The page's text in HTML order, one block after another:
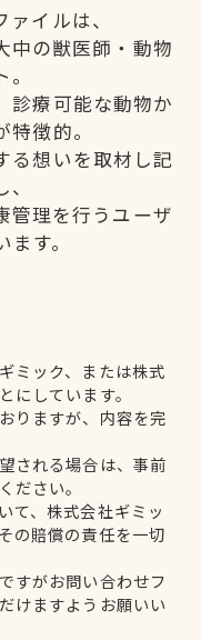
イルは、
中の獣医師・動物
診療可能な動物か
徴的。
る想いを取材し記
管理を行うユーザ
す。
ミック、または株式
にしています。
りますが、内容を完
される場合は、事前
ださい。
て、株式会社ギミッ
の賠償の責任を一切
すがお問い合わせフ
けますようお願いい